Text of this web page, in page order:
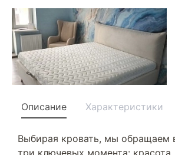
Описание Характеристики
Выбирая кровать, мы обращаем
три ключевых момента: